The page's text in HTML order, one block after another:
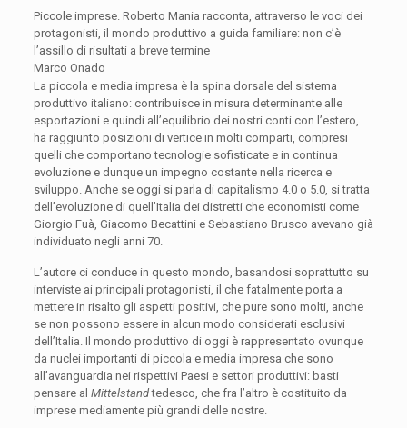
Piccole imprese. Roberto Mania racconta, attraverso le voci dei
protagonisti, il mondo produttivo a guida familiare: non c’è
l’assillo di risultati a breve termine
Marco Onado
La piccola e media impresa è la spina dorsale del sistema
produttivo italiano: contribuisce in misura determinante alle
esportazioni e quindi all’equilibrio dei nostri conti con l’estero,
ha raggiunto posizioni di vertice in molti comparti, compresi
quelli che comportano tecnologie sofisticate e in continua
evoluzione e dunque un impegno costante nella ricerca e
sviluppo. Anche se oggi si parla di capitalismo 4.0 o 5.0, si tratta
dell’evoluzione di quell’Italia dei distretti che economisti come
Giorgio Fuà, Giacomo Becattini e Sebastiano Brusco avevano già
individuato negli anni 70.
L’autore ci conduce in questo mondo, basandosi soprattutto su
interviste ai principali protagonisti, il che fatalmente porta a
mettere in risalto gli aspetti positivi, che pure sono molti, anche
se non possono essere in alcun modo considerati esclusivi
dell’Italia. Il mondo produttivo di oggi è rappresentato ovunque
da nuclei importanti di piccola e media impresa che sono
all’avanguardia nei rispettivi Paesi e settori produttivi: basti
pensare al Mittelstandtedesco, che fra l’altro è costituito da
imprese mediamente più grandi delle nostre.